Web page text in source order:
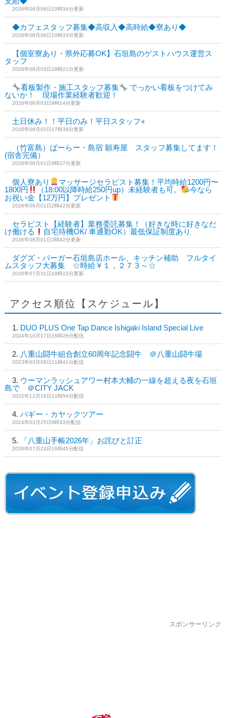
2026年08月06日10時34分更新
◆カフェスタッフ募集◆高収入◆高時給◆寮あり◆
2026年08月06日10時33分更新
【個室寮あり・県外応募OK】石垣島のゲストハウス運営ス
タッフ
2026年08月03日18時21分更新
看板製作・施工スタッフ募集
でっかい看板をつけてみ
ないか！ 現場作業経験者歓迎！
2026年08月03日9時14分更新
土日休み！！平日のみ！平日スタッフ⭐︎
2026年08月02日17時38分更新
（竹富島）ぱーらー・島宿 願寿屋 スタッフ募集してます！
(宿舎完備）
2026年08月01日9時27分更新
個人寮あり
マッサージセラピスト募集！平均時給1200円〜
1800円
（18:00以降時給250円up）未経験者も可。
今なら
お祝い金【12万円】プレゼント
2026年08月01日2時42分更新
セラピスト【経験者】業務委託募集！（好きな時に好きなだ
け働ける
自宅待機OK/ 車通勤OK）最低保証制度あり
2026年08月01日2時42分更新
ダグズ・バーガー石垣島店ホール、キッチン補助 フルタイ
ムスタッフ大募集 ☆時給￥１，２７３～☆
2026年07月31日18時22分更新
アクセス順位【スケジュール】
DUO PLUS One Tap Dance Ishigaki Island Special Live
2024年10月17日16時26分配信
八重山闘牛組合創立60周年記念闘牛 ＠八重山闘牛場
2023年03月08日11時41分配信
ウーマンラッシュアワー村本大輔の一線を超える夜を石垣
島で ＠CITY JACK
2022年12月16日11時54分配信
バギー・カヤックツアー
2024年03月25日9時33分配信
「八重山手帳2026年」お詫びと訂正
2026年07月23日16時45分配信
スポンサーリンク